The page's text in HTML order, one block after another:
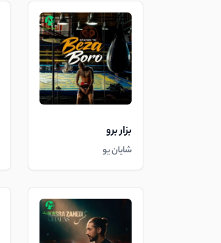
بزار برو
شایان یو